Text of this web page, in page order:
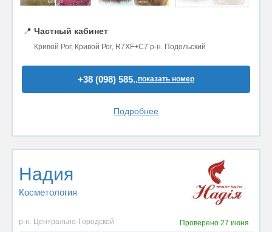
📍 Частный кабинет
Кривой Рог, Кривой Рог, R7XF+C7 р-н. Подольский
+38 (098) 585..показать номер
Подробнее
Надия
Косметология
р-н. Центрально-Городской Проверено 27 июня